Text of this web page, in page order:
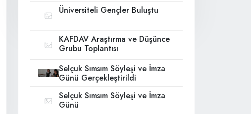
Ziyaret
Üniversiteli Gençler Buluştu
KAFDAV Araştırma ve Düşünce
Grubu Toplantısı
Selçuk Sımsım Söyleşi ve İmza
Günü Gerçekleştirildi
Selçuk Sımsım Söyleşi ve İmza
Günü